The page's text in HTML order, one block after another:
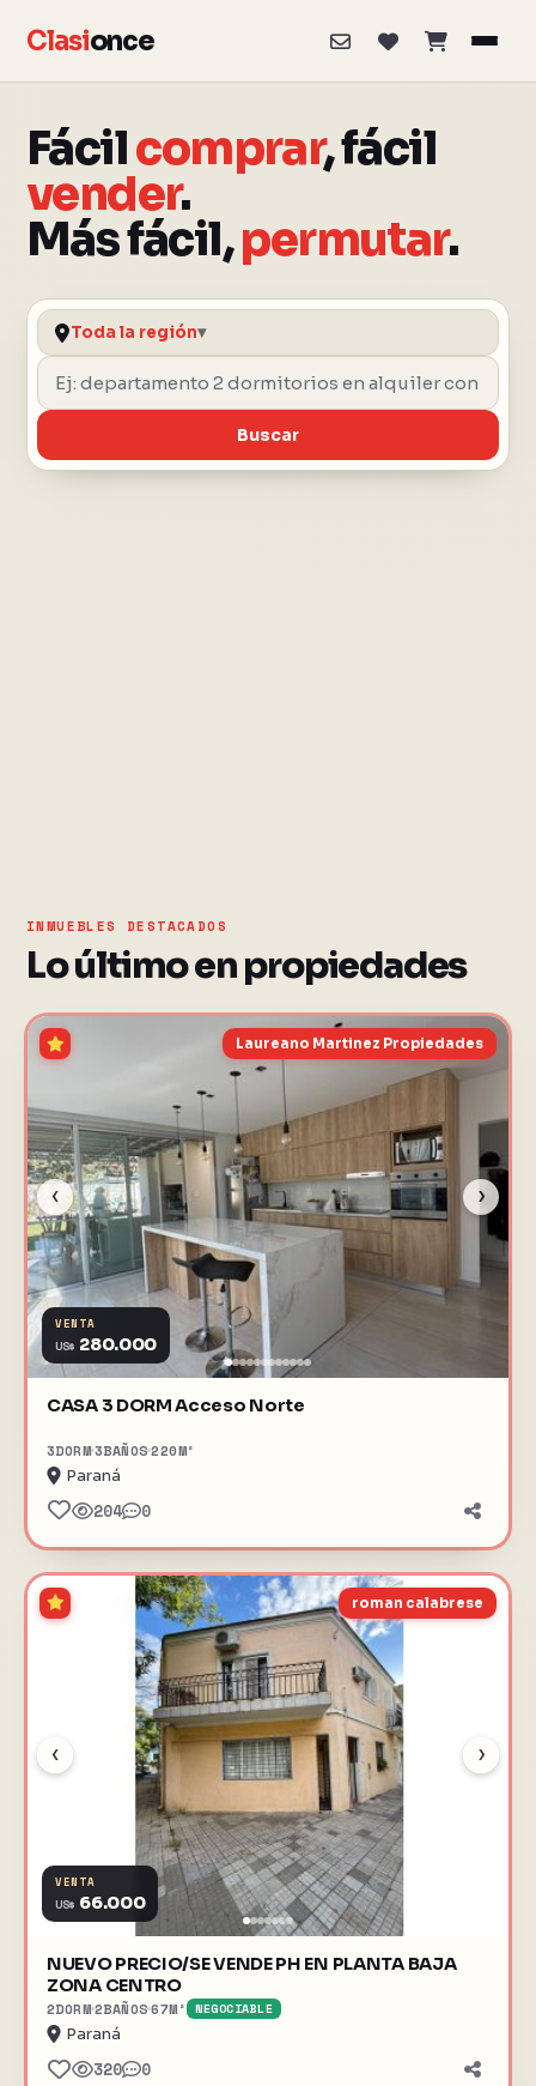
Clasionce
Fácilcomprar, fácil
vender.
Más fácil,permutar.
Toda la región▾
Buscar
INMUEBLES DESTACADOS
Lo último en propiedades
‹ ›
Laureano Martinez Propiedades
VENTA
US$ 280.000
CASA 3 DORM Acceso Norte
3DORM3BAÑOS220M²
Paraná
204 0
‹ ›
roman calabrese
VENTA
US$ 66.000
NUEVO PRECIO/SE VENDE PH EN PLANTA BAJA
ZONA CENTRO
2DORM2BAÑOS67M² NEGOCIABLE
Paraná
320 0